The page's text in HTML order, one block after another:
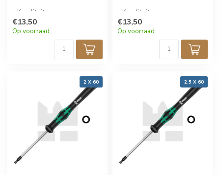
» Kwaliteit
Microschroevendraaier
€13,50
Op voorraad
» Kwaliteit
Microschroevendraaier
€13,50
Op voorraad
2 X 60 2,5 X 60